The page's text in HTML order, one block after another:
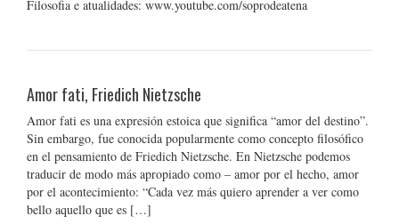
Filosofia e atualidades: www.youtube.com/soprodeatena
Amor fati, Friedich Nietzsche
Amor fati es una expresión estoica que significa “amor del destino”.
Sin embargo, fue conocida popularmente como concepto filosófico
en el pensamiento de Friedich Nietzsche. En Nietzsche podemos
traducir de modo más apropiado como – amor por el hecho, amor
por el acontecimiento: “Cada vez más quiero aprender a ver como
bello aquello que es […]